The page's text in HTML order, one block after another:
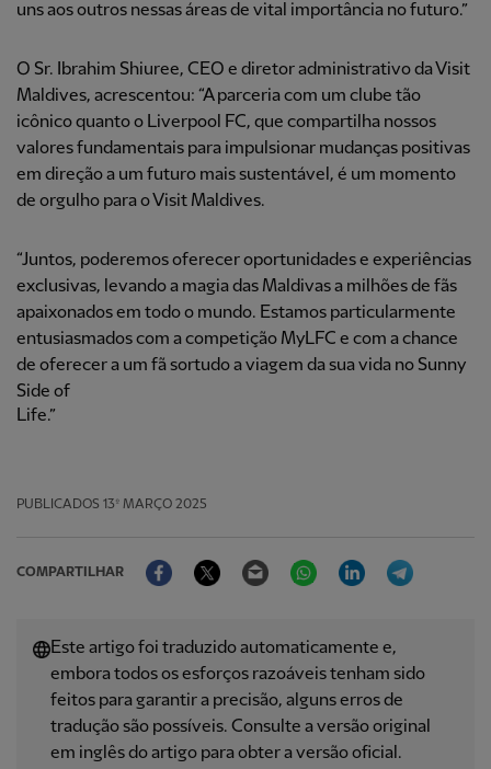
uns aos outros nessas áreas de vital importância no futuro.”
O Sr. Ibrahim Shiuree, CEO e diretor administrativo da Visit
Maldives, acrescentou: “A parceria com um clube tão
icônico quanto o Liverpool FC, que compartilha nossos
valores fundamentais para impulsionar mudanças positivas
em direção a um futuro mais sustentável, é um momento
de orgulho para o Visit Maldives.
“Juntos, poderemos oferecer oportunidades e experiências
exclusivas, levando a magia das Maldivas a milhões de fãs
apaixonados em todo o mundo. Estamos particularmente
entusiasmados com a competição MyLFC e com a chance
de oferecer a um fã sortudo a viagem da sua vida no Sunny
Side of
Life.”
PUBLICADOS 13º MARÇO 2025
COMPARTILHAR
FacebookTwitter Email WhatsAppLinkedIn
Este artigo foi traduzido automaticamente e,
embora todos os esforços razoáveis ​​tenham sido
feitos para garantir a precisão, alguns erros de
tradução são possíveis. Consulte a versão original
em inglês do artigo para obter a versão oficial.